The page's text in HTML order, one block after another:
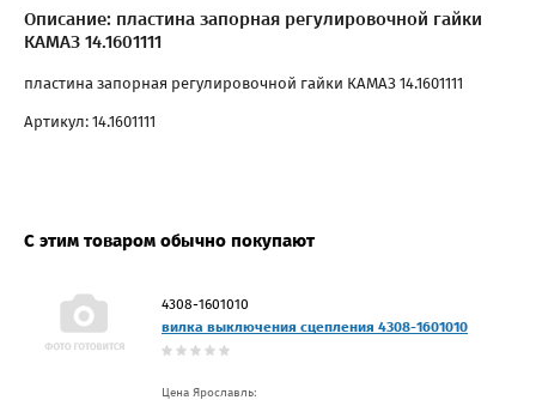
Описание: пластина запорная регулировочной гайки
КАМАЗ 14.1601111
пластина запорная регулировочной гайки КАМАЗ 14.1601111
Артикул: 14.1601111
С этим товаром обычно покупают
4308-1601010
вилка выключения сцепления 4308-1601010
Цена Ярославль: